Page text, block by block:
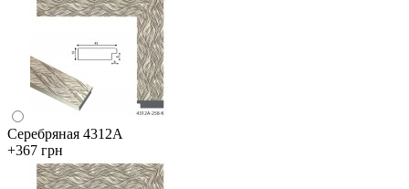
Серебряная 4312А
+367 грн